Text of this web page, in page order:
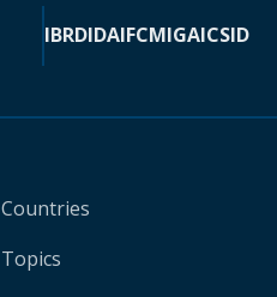
IBRDIDAIFCMIGAICSID
Countries
Topics